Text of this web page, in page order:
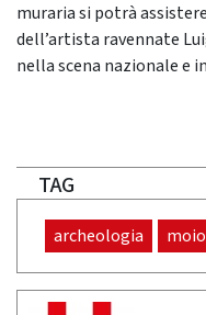
muraria si potrà
dell’artista ravennate
nella scena nazionale e
TAG
archeologia